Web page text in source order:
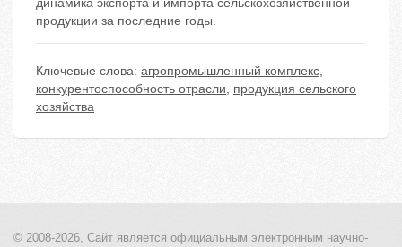
динамика экспорта и импорта сельскохозяйственной
продукции за последние годы.
Ключевые слова: агропромышленный комплекс,
конкурентоспособность отрасли, продукция сельского
хозяйства
© 2008-2026, Сайт является официальным электронным научно-